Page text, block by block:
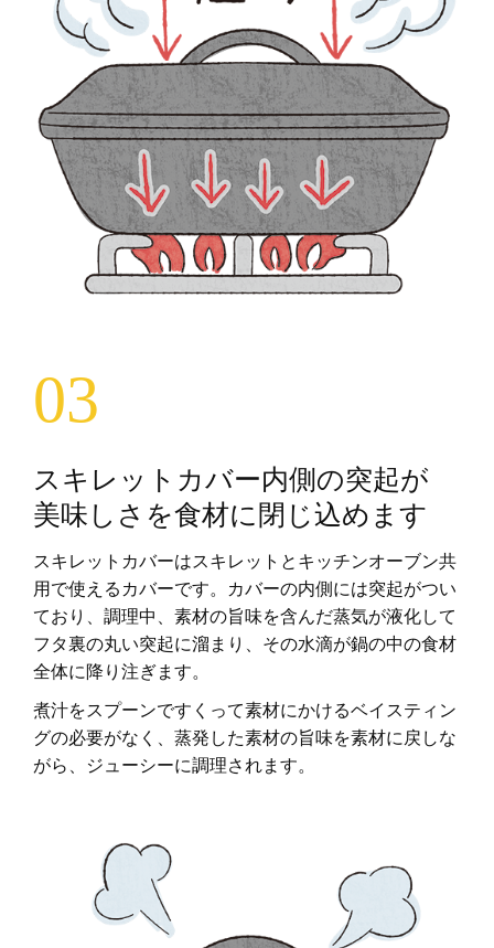
03
スキレットカバー内側の突起が
美味しさを食材に閉じ込めます
スキレットカバーはスキレットとキッチンオーブン共
用で使えるカバーです。カバーの内側には突起がつい
ており、調理中、素材の旨味を含んだ蒸気が液化して
フタ裏の丸い突起に溜まり、その水滴が鍋の中の食材
全体に降り注ぎます。
煮汁をスプーンですくって素材にかけるベイスティン
グの必要がなく、蒸発した素材の旨味を素材に戻しな
がら、ジューシーに調理されます。